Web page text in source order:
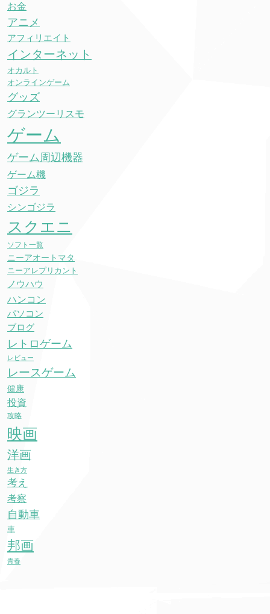
お金
アニメ
アフィリエイト
インターネット
オカルト
オンラインゲーム
グッズ
グランツーリスモ
ゲーム
ゲーム周辺機器
ゲーム機
ゴジラ
シンゴジラ
スクエニ
ソフト一覧
ニーアオートマタ
ニーアレプリカント
ノウハウ
ハンコン
パソコン
ブログ
レトロゲーム
レビュー
レースゲーム
健康
投資
攻略
映画
洋画
生き方
考え
考察
自動車
車
邦画
青春